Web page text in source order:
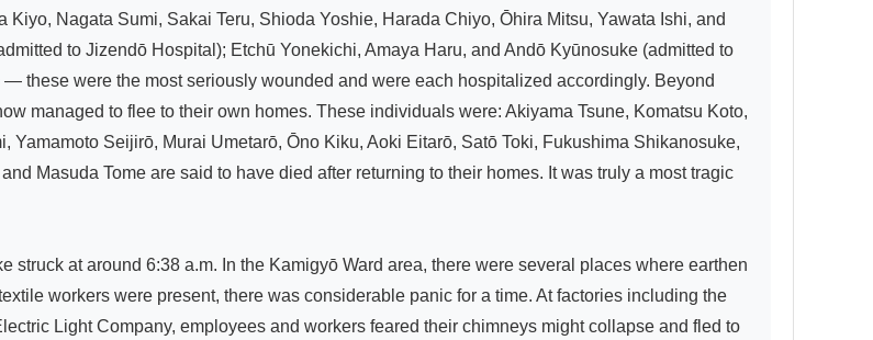
Nagata Sumi, Sakai Teru, Shioda Yoshie, Harada Chiyo, Ōhira Mitsu, Yawata Ishi, and
to Jizendō Hospital); Etchū Yonekichi, Amaya Haru, and Andō Kyūnosuke (admitted to
these were the most seriously wounded and were each hospitalized accordingly. Beyond
managed to flee to their own homes. These individuals were: Akiyama Tsune, Komatsu Koto,
Seijirō, Murai Umetarō, Ōno Kiku, Aoki Eitarō, Satō Toki, Fukushima Shikanosuke,
Masuda Tome are said to have died after returning to their homes. It was truly a most tragic
struck at around 6:38 a.m. In the Kamigyō Ward area, there were several places where earthen
workers were present, there was considerable panic for a time. At factories including the
Light Company, employees and workers feared their chimneys might collapse and fled to